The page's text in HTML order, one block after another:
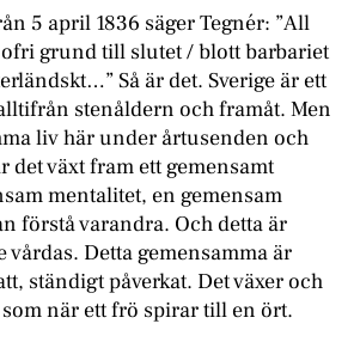
5 april 1836 säger Tegnér: ”All
grund till slutet / blott barbariet
Så är det. Sverige är ett
stenåldern och framåt. Men
liv här under årtusenden och
det växt fram ett gemensamt
mentalitet, en gemensam
förstå varandra. Och detta är
vårdas. Detta gemensamma är
ständigt påverkat. Det växer och
när ett frö spirar till en ört.